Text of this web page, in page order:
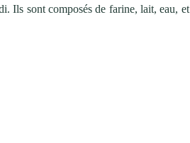
Ils sont composés de farine, lait, eau, et